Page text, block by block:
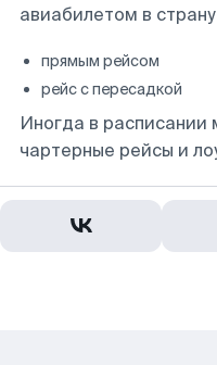
авиабилетом в
прямым рейсом
рейс с пересадкой
Иногда в расписании
чартерные рейсы и